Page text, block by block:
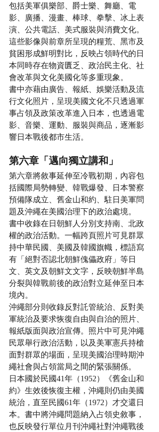
包括美軍俱樂部、爵士樂、舞廳、電
影、廣播、漫畫、棒球、拳擊、冰上表
演、公共電話、美式服裝與消費文化。
這些影像與前章所呈現的糧荒、黑市及
貧困形成鮮明對比，反映占領時代的日
本同時存在物資匱乏、政治民主化、社
會改革與文化美國化等多重現象。
書中亦藉由廣告、報紙、娛樂活動及流
行文化照片，呈現美國文化不只透過軍
事占領及政策改革進入日本，也透過電
影、音樂、運動、服裝與商品，逐漸影
響日本戰後都市生活。
第六章「邁向獨立講和」
第六章將敘事延伸至冷戰初期，內容包
括國際局勢轉變、韓戰爆發、日本警察
預備隊成立、舊金山和約、駐日美軍問
題及沖繩在美國治理下的政治處境。
書中收錄在日朝鮮人分別支持南、北政
權的政治活動。一幅跨頁照片可見群眾
持中華民國、美國及韓國旗幟，標語寫
有「絕對否認北朝鮮傀儡政府」等日
文、英文及朝鮮文文字，反映朝鮮半島
分裂與韓戰前後的政治對立延伸至日本
境內。
沖繩部分則收錄反對託管統治、反對美
軍統治及要求恢復自由與自治的照片、
報紙版面與政治宣傳。照片中可見沖繩
民眾舉行政治活動，以及美軍憲兵持槍
面對群眾的場面，呈現美國治理時期沖
繩社會與占領當局之間的緊張關係。
日本國於民國41年（1952）《舊金山和
約》生效後恢復主權，沖繩則仍由美國
統治，直至民國61年（1972）才交還日
本。書中將沖繩問題納入占領史敘事，
也反映發行單位月刊沖繩社對沖繩戰後